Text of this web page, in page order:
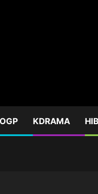
KDRAMA